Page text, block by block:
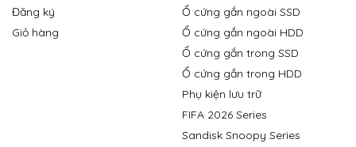
Đăng ký
Giỏ hàng
Ổ cứng gắn ngoài SSD
Ổ cứng gắn ngoài HDD
Ổ cứng gắn trong SSD
Ổ cứng gắn trong HDD
Phụ kiện lưu trữ
FIFA 2026 Series
Sandisk Snoopy Series